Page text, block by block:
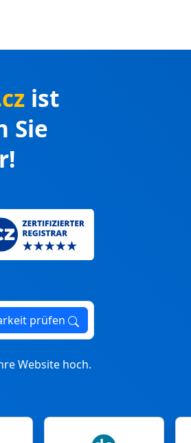
ist
Sie
prüfen
Website hoch.